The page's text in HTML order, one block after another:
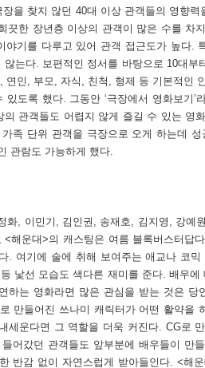
을 찾지 않던 40대 이상 관객들의 영향
끗한 장년층 이상의 관객이 많은 수를 차
야기를 다루고 있어 관객 접근도가 높다.
는다. 보편적인 정서를 바탕으로 10대부
연인, 부모, 자식, 친척, 형제 등 기본적인
도록 했다. 그동안 ‘극장에서 영화보기’
의 관객들도 어렵지 않게 즐길 수 있는 영
족 단위 관객을 극장으로 오게 하는데
관람도 가능하게 했다.
화, 이민기, 김인권, 송재호, 김지영, 강예
<해운대>의 캐스팅은 여름 블록버스터답
. 여기에 술에 취해 보여주는 애교나 코
낯선 모습도 색다른 재미를 준다. 배우
하는 영화라면 많은 관심을 받는 것은 당
만들어진 쓰나미 캐릭터가 어떤 활약을
세운다면 그 역할을 더욱 커진다. CG로
어갔던 관객들도 앞부분에 배우들이 만
반감 없이 자연스럽게 받아들인다. <해